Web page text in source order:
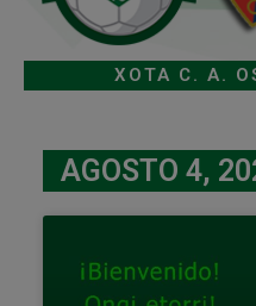
XOTA C. A.
AGOSTO 4,